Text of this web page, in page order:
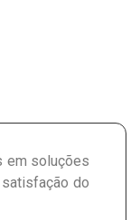
em soluções
do